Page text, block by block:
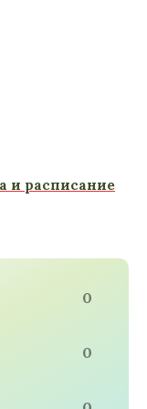
и расписание
0
0